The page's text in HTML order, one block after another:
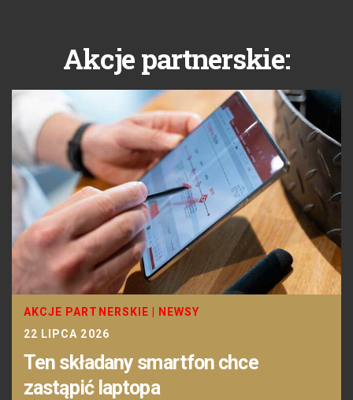
Akcje partnerskie:
AKCJE PARTNERSKIE
NEWSY
22 LIPCA 2026
Ten składany smartfon chce
zastąpić laptopa